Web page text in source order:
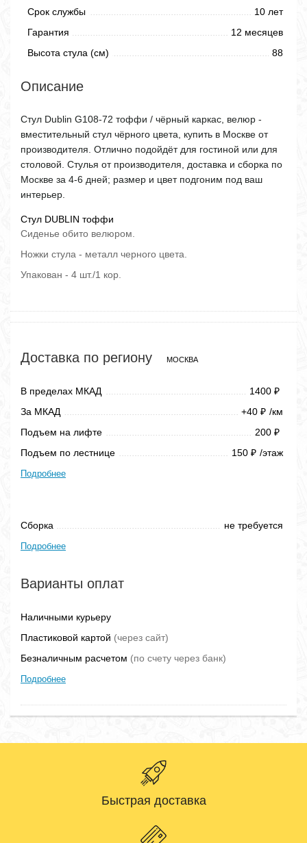
Срок службы
10 лет
Гарантия
12 месяцев
Высота стула (см)
88
Описание
Стул Dublin G108-72 тоффи / чёрный каркас, велюр -
вместительный стул чёрного цвета, купить в Москве от
производителя. Отлично подойдёт для гостиной или для
столовой. Стулья от производителя, доставка и сборка по
Москве за 4-6 дней; размер и цвет подгоним под ваш
интерьер.
Стул DUBLIN тоффи
Сиденье обито велюром.
Ножки стула - металл черного цвета.
Упакован - 4 шт./1 кор.
Доставка по региону МОСКВА
В пределах МКАД 1400 ₽
За МКАД +40 ₽ /км
Подъем на лифте
200 ₽
Подъем по лестнице 150 ₽ /этаж
Подробнее
Сборка не требуется
Подробнее
Варианты оплат
Наличными курьеру
Пластиковой картой (через сайт)
Безналичным расчетом (по счету через банк)
Подробнее
Быстрая доставка